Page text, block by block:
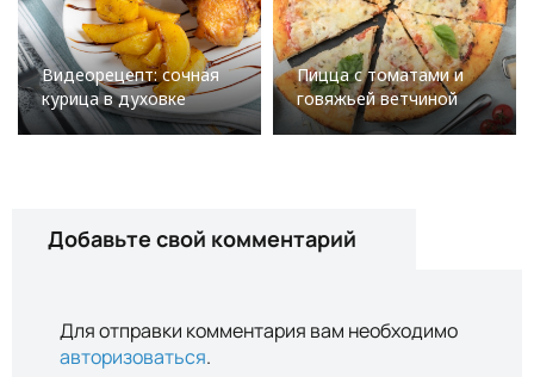
Видеорецепт: сочная
курица в духовке
Пицца с томатами и
говяжьей ветчиной
Добавьте свой комментарий
Для отправки комментария вам необходимо
авторизоваться.